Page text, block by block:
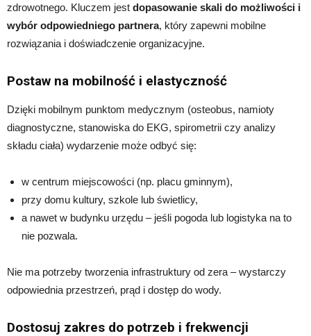
zdrowotnego. Kluczem jest dopasowanie skali do możliwości i
wybór odpowiedniego partnera, który zapewni mobilne
rozwiązania i doświadczenie organizacyjne.
Postaw na mobilność i elastyczność
Dzięki mobilnym punktom medycznym (osteobus, namioty
diagnostyczne, stanowiska do EKG, spirometrii czy analizy
składu ciała) wydarzenie może odbyć się:
w centrum miejscowości (np. placu gminnym),
przy domu kultury, szkole lub świetlicy,
a nawet w budynku urzędu – jeśli pogoda lub logistyka na to
nie pozwala.
Nie ma potrzeby tworzenia infrastruktury od zera – wystarczy
odpowiednia przestrzeń, prąd i dostęp do wody.
Dostosuj zakres do potrzeb i frekwencji